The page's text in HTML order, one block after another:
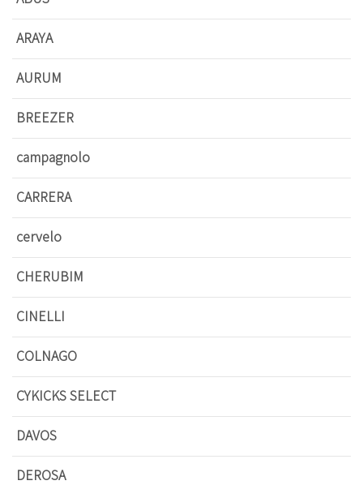
ARAYA
AURUM
BREEZER
campagnolo
CARRERA
cervelo
CHERUBIM
CINELLI
COLNAGO
CYKICKS SELECT
DAVOS
DEROSA